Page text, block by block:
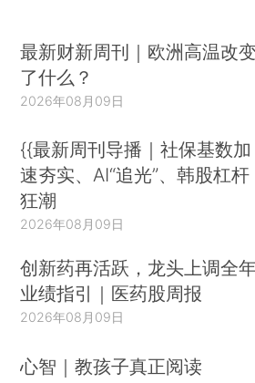
最新财新周刊｜欧洲高温改
了什么？
2026年08月09日
{{最新周刊导播｜社保基数加
速夯实、AI“追光”、韩股杠杆
狂潮
2026年08月09日
创新药再活跃，龙头上调全年
业绩指引｜医药股周报
2026年08月09日
心智｜教孩子真正阅读